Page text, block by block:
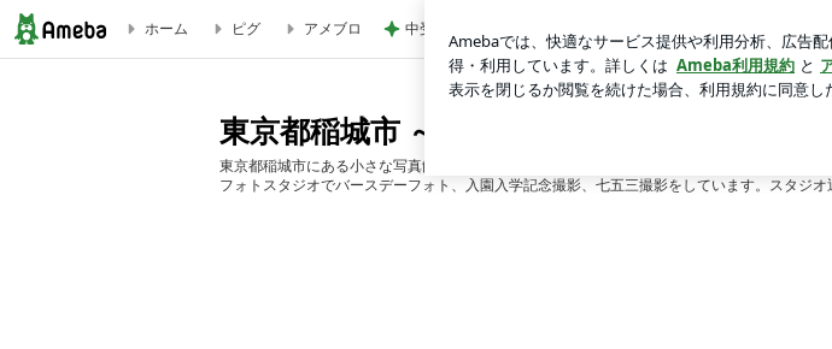
9月9日（水）・10月21日（水）ベビーマッサージ撮影会 稲城市若葉台【iプラザ】 | 東京都
ホーム ピグ アメブロ 中受が優勢になった息子の成績表
東京都稲城市 ～ フォトスタジオ mine (マ
東京都稲城市にある小さな写真館『フォトスタジオ mine（マイン）』です。
フォトスタジオでバースデーフォト、入園入学記念撮影、七五三撮影をしています。スタジオ